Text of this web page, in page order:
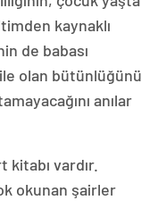
kaynaklı
de babası
olan bütünlüğünü
anılar
kitabı vardır.
okunan şairler